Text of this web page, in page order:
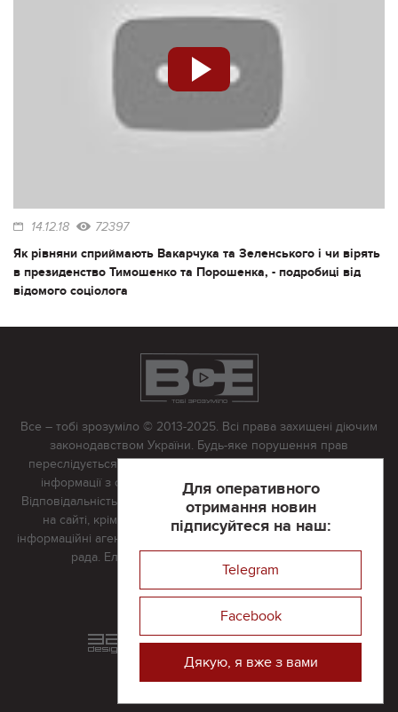
14.12.18 72397
Як рівняни сприймають Вакарчука та Зеленського і чи вірять
в президенство Тимошенко та Порошенка, - подробиці від
відомого соціолога
Для оперативного
отримання новин
підписуйтеся на наш:
Telegram
Facebook
Дякую, я вже з вами
Все – тобі зрозуміло © 2013-2025. Всі права захищені діючим
законодавством України. Будь-яке порушення прав
переслідується в судовому порядку. Будь-яке відтворення
інформації з сайту тільки з письмово дозволу редакції.
Відповідальність за достовірність усіх матеріалів, розміщених
на сайті, крім матеріалів, які містять посилання на інші
інформаційні агентства або інтернет-видання, несе редакційна
рада. Електронна пошта:
Реклама на сайті
Розроблений та підтримується